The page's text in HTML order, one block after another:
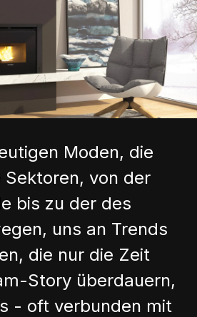
Moden, die
von der
bis zu der des
uns an Trends
die nur die Zeit
Story überdauern,
- oft verbunden mit